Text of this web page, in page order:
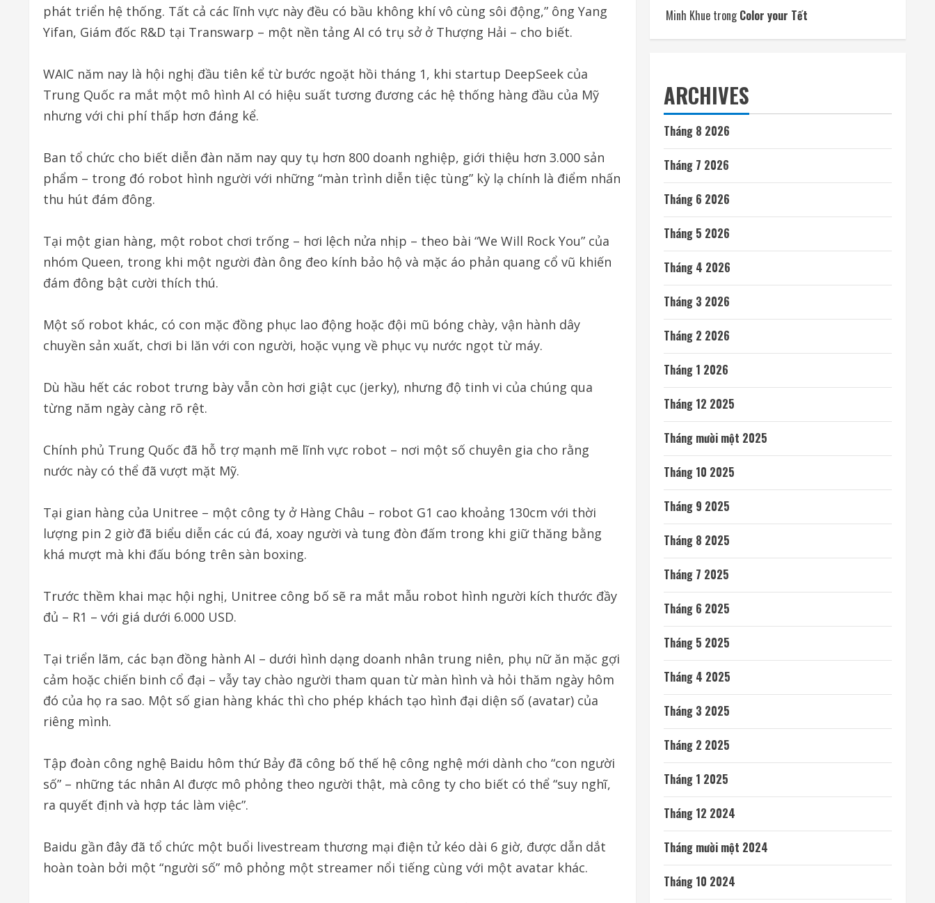
phát triển hệ thống. Tất cả các lĩnh vực này đều có bầu không khí vô cùng sôi động,” ông Yang
Yifan, Giám đốc R&D tại Transwarp – một nền tảng AI có trụ sở ở Thượng Hải – cho biết.
WAIC năm nay là hội nghị đầu tiên kể từ bước ngoặt hồi tháng 1, khi startup DeepSeek của
Trung Quốc ra mắt một mô hình AI có hiệu suất tương đương các hệ thống hàng đầu của Mỹ
nhưng với chi phí thấp hơn đáng kể.
Ban tổ chức cho biết diễn đàn năm nay quy tụ hơn 800 doanh nghiệp, giới thiệu hơn 3.000 sản
phẩm – trong đó robot hình người với những “màn trình diễn tiệc tùng” kỳ lạ chính là điểm nhấn
thu hút đám đông.
Tại một gian hàng, một robot chơi trống – hơi lệch nửa nhịp – theo bài “We Will Rock You” của
nhóm Queen, trong khi một người đàn ông đeo kính bảo hộ và mặc áo phản quang cổ vũ khiến
đám đông bật cười thích thú.
Một số robot khác, có con mặc đồng phục lao động hoặc đội mũ bóng chày, vận hành dây
chuyền sản xuất, chơi bi lăn với con người, hoặc vụng về phục vụ nước ngọt từ máy.
Dù hầu hết các robot trưng bày vẫn còn hơi giật cục (jerky), nhưng độ tinh vi của chúng qua
từng năm ngày càng rõ rệt.
Chính phủ Trung Quốc đã hỗ trợ mạnh mẽ lĩnh vực robot – nơi một số chuyên gia cho rằng
nước này có thể đã vượt mặt Mỹ.
Tại gian hàng của Unitree – một công ty ở Hàng Châu – robot G1 cao khoảng 130cm với thời
lượng pin 2 giờ đã biểu diễn các cú đá, xoay người và tung đòn đấm trong khi giữ thăng bằng
khá mượt mà khi đấu bóng trên sàn boxing.
Trước thềm khai mạc hội nghị, Unitree công bố sẽ ra mắt mẫu robot hình người kích thước đầy
đủ – R1 – với giá dưới 6.000 USD.
Tại triển lãm, các bạn đồng hành AI – dưới hình dạng doanh nhân trung niên, phụ nữ ăn mặc gợi
cảm hoặc chiến binh cổ đại – vẫy tay chào người tham quan từ màn hình và hỏi thăm ngày hôm
đó của họ ra sao. Một số gian hàng khác thì cho phép khách tạo hình đại diện số (avatar) của
riêng mình.
Tập đoàn công nghệ Baidu hôm thứ Bảy đã công bố thế hệ công nghệ mới dành cho “con người
số” – những tác nhân AI được mô phỏng theo người thật, mà công ty cho biết có thể “suy nghĩ,
ra quyết định và hợp tác làm việc”.
Baidu gần đây đã tổ chức một buổi livestream thương mại điện tử kéo dài 6 giờ, được dẫn dắt
hoàn toàn bởi một “người số” mô phỏng một streamer nổi tiếng cùng với một avatar khác.
Minh Khue trongColor your Tết
ARCHIVES
Tháng 8 2026
Tháng 7 2026
Tháng 6 2026
Tháng 5 2026
Tháng 4 2026
Tháng 3 2026
Tháng 2 2026
Tháng 1 2026
Tháng 12 2025
Tháng mười một 2025
Tháng 10 2025
Tháng 9 2025
Tháng 8 2025
Tháng 7 2025
Tháng 6 2025
Tháng 5 2025
Tháng 4 2025
Tháng 3 2025
Tháng 2 2025
Tháng 1 2025
Tháng 12 2024
Tháng mười một 2024
Tháng 10 2024